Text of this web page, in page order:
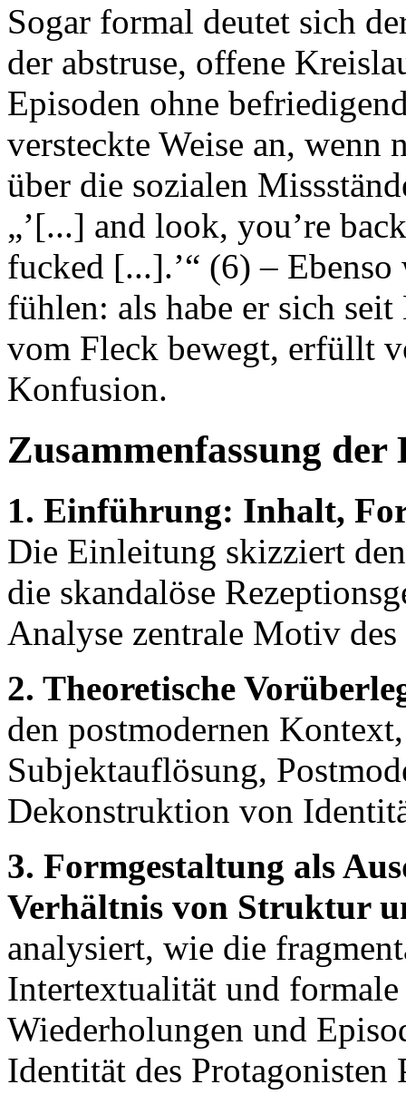
Sogar formal deutet sich
der abstruse, offene
Episoden ohne
versteckte Weise an,
über die sozialen
„’[...] and look, you’re
fucked [...].’“ (6) –
fühlen: als habe er sich
vom Fleck bewegt, erfüllt
Konfusion.
Zusammenfassung der
1. Einführung: Inhalt,
Die Einleitung skizziert
die skandalöse
Analyse zentrale Motiv
2. Theoretische
den postmodernen
Subjektauflösung,
Dekonstruktion von
3. Formgestaltung als
Verhältnis von Struktur
analysiert, wie die
Intertextualität und
Wiederholungen und
Identität des